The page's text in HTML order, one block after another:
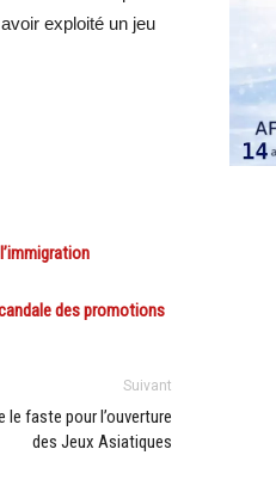
exploité un jeu
des promotions
Suivant
le faste pour l’ouverture
des Jeux Asiatiques